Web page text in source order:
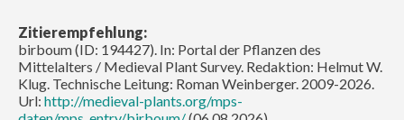
Zitierempfehlung:
birboum (ID: 194427). In: Portal der Pflanzen des
Mittelalters / Medieval Plant Survey. Redaktion: Helmut W.
Klug. Technische Leitung: Roman Weinberger. 2009-2026.
Url: http://medieval-plants.org/mps-